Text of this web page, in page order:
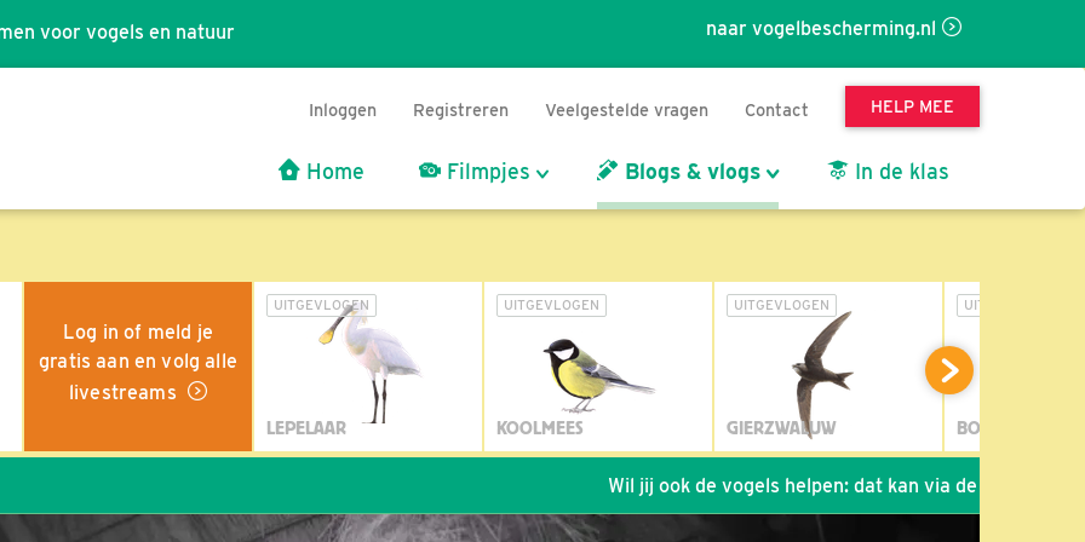
naar vogelbescherming.nl
voor vogels en natuur
Inloggen Registreren Veelgestelde vragen Contact HELP MEE
Home Filmpjes Blogs & vlogs In de klas
Log in of meld je
gratis aan en volg alle
livestreams
UITGEVLOGEN
LEPELAAR
UITGEVLOGEN
KOOLMEES
UITGEVLOGEN
GIERZWALUW
UITGEVLOGEN
BOSUIL
Wil jij ook de vogels helpen: dat kan via de link! *